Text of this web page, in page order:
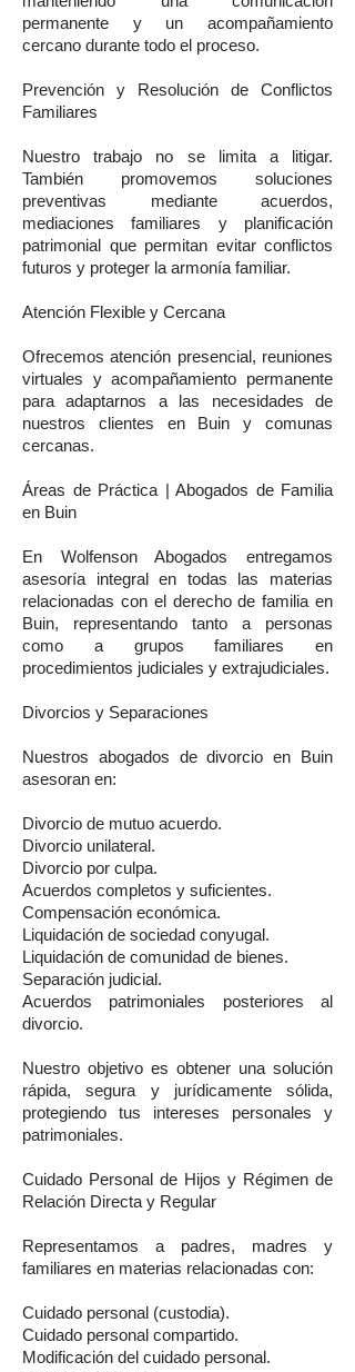
permanente y un acompañamiento
cercano durante todo el proceso.
Prevención y Resolución de Conflictos
Familiares
Nuestro trabajo no se limita a litigar.
También promovemos soluciones
preventivas mediante acuerdos,
mediaciones familiares y planificación
patrimonial que permitan evitar conflictos
futuros y proteger la armonía familiar.
Atención Flexible y Cercana
Ofrecemos atención presencial, reuniones
virtuales y acompañamiento permanente
para adaptarnos a las necesidades de
nuestros clientes en Buin y comunas
cercanas.
Áreas de Práctica | Abogados de Familia
en Buin
En Wolfenson Abogados entregamos
asesoría integral en todas las materias
relacionadas con el derecho de familia en
Buin, representando tanto a personas
como a grupos familiares en
procedimientos judiciales y extrajudiciales.
Divorcios y Separaciones
Nuestros abogados de divorcio en Buin
asesoran en:
Divorcio de mutuo acuerdo.
Divorcio unilateral.
Divorcio por culpa.
Acuerdos completos y suficientes.
Compensación económica.
Liquidación de sociedad conyugal.
Liquidación de comunidad de bienes.
Separación judicial.
Acuerdos patrimoniales posteriores al
divorcio.
Nuestro objetivo es obtener una solución
rápida, segura y jurídicamente sólida,
protegiendo tus intereses personales y
patrimoniales.
Cuidado Personal de Hijos y Régimen de
Relación Directa y Regular
Representamos a padres, madres y
familiares en materias relacionadas con:
Cuidado personal (custodia).
Cuidado personal compartido.
Modificación del cuidado personal.